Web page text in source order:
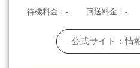
待機料金：- 回送料金：-
公式サイト：情